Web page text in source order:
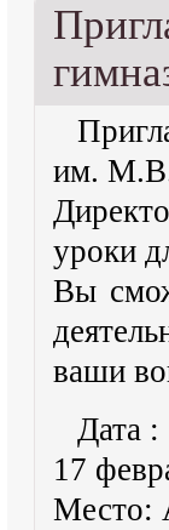
им.
уроки
Вы
ваши
Дата :
17
Место: